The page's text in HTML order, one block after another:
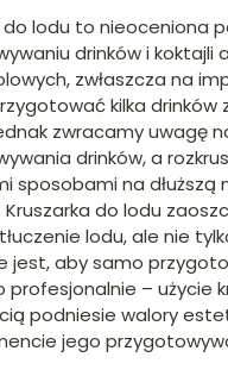
do lodu to nieoceniona
drinków i koktajli
zwłaszcza na
kilka drinków
zwracamy uwagę
drinków, a
sposobami na dłuższą
do lodu
lodu, ale nie
jest, aby samo
profesjonalnie – użycie
podniesie walory
jego